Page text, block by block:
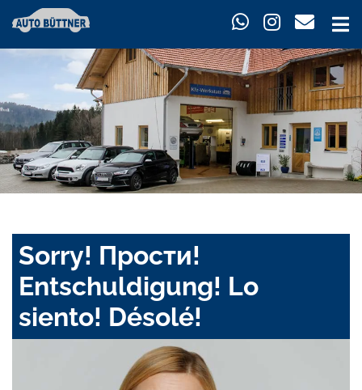
Sorry! Прости!
Entschuldigung! Lo
siento! Désolé!